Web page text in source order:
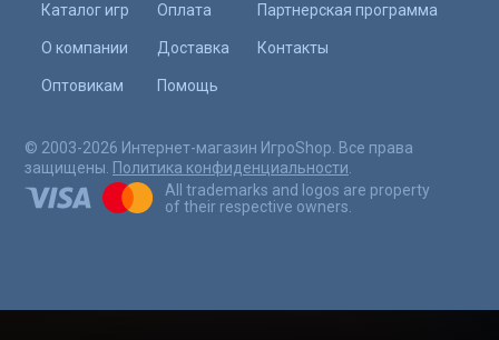
Каталог игр
О компании
Оптовикам
Оплата
Доставка
Помощь
Партнерская программа
Контакты
© 2003-2026 Интернет-магазин ИгроShop. Все права
защищены. Политика конфиденциальности
All trademarks and logos are property
of their respective owners.